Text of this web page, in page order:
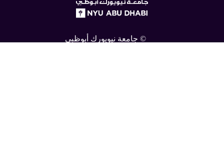
NYUAD
logo
© جامعة نيويورك أبوظبي